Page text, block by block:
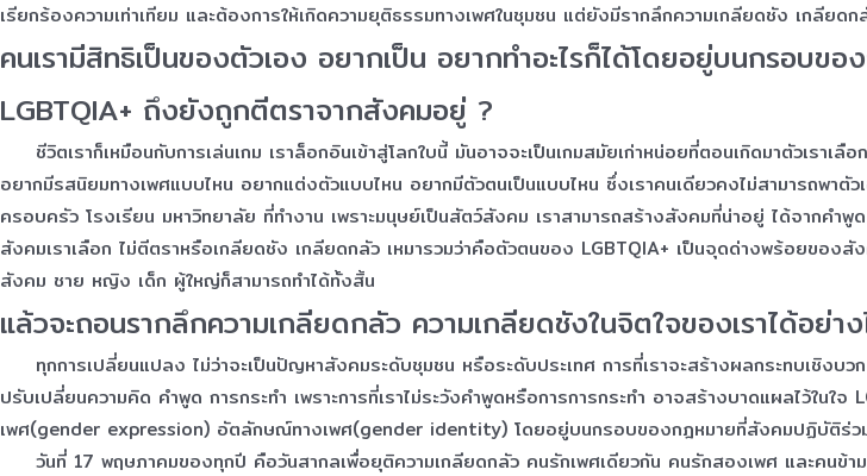
เรียกร้องความเท่าเทียม และต้องการให้เกิดความยุติธรรมทางเพศในชุมชน แต่ยังมีรากลึกความเกลียดชัง เกลียด
คนเรามีสิทธิเป็นของตัวเอง อยากเป็น อยากทำอะไรก็ได้โดยอยู่บนกรอบ
LGBTQIA+ ถึงยังถูกตีตราจากสังคมอยู่ ?
ชีวิตเราก็เหมือนกับการเล่นเกม เราล็อกอินเข้าสู่โลกใบนี้ มันอาจจะเป็นเกมสมัยเก่าหน่อยที่ตอนเกิดมาตัวเราเลือ
อยากมีรสนิยมทางเพศแบบไหน อยากแต่งตัวแบบไหน อยากมีตัวตนเป็นแบบไหน ซึ่งเราคนเดียวคงไม่สามารถพาตั
ครอบครัว โรงเรียน มหาวิทยาลัย ที่ทำงาน เพราะมนุษย์เป็นสัตว์สังคม เราสามารถสร้างสังคมที่น่าอยู่ ได้จากคำพู
สังคมเราเลือก ไม่ตีตราหรือเกลียดชัง เกลียดกลัว เหมารวมว่าคือตัวตนของ LGBTQIA+ เป็นจุดด่างพร้อยของ
สังคม ชาย หญิง เด็ก ผู้ใหญ่ก็สามารถทำได้ทั้งสิ้น
แล้วจะถอนรากลึกความเกลียดกลัว ความเกลียดชังในจิตใจของเราได้อย่า
ทุกการเปลี่ยนแปลง ไม่ว่าจะเป็นปัญหาสังคมระดับชุมชน หรือระดับประเทศ การที่เราจะสร้างผลกระทบเชิงบว
ปรับเปลี่ยนความคิด คำพูด การกระทำ เพราะการที่เราไม่ระวังคำพูดหรือการการกระทำ อาจสร้างบาดแผลไว้ใน
เพศ(gender expression) อัตลักษณ์ทางเพศ(gender identity) โดยอยู่บนกรอบของกฎหมายที่สังคมปฏิบัติร่ว
วันที่ 17 พฤษภาคมของทุกปี คือวันสากลเพื่อยุติความเกลียดกลัว คนรักเพศเดียวกัน คนรักสองเพศ และคน